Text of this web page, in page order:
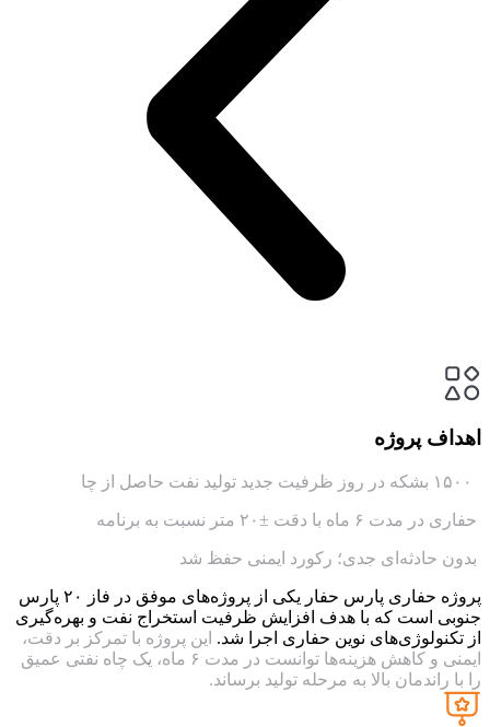
اهداف پروژه
حفاری در مدت ۶ ماه با دقت ±۲۰ متر نسبت به برنامه
بدون حادثه‌ای جدی؛ رکورد ایمنی حفظ شد
پروژه حفاری پارس حفار یکی از پروژه‌های موفق در فاز ۲۰ پارس
جنوبی است که با هدف افزایش ظرفیت استخراج نفت و بهره‌گیری
از تکنولوژی‌های نوین حفاری اجرا شد. این پروژه با تمرکز بر دقت،
ایمنی و کاهش هزینه‌ها توانست در مدت ۶ ماه، یک چاه نفتی عمیق
را با راندمان بالا به مرحله تولید برساند.